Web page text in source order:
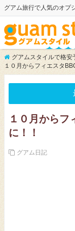
グアム旅行で人気のオプ
グアムスタイルで格安
１０月からフィエスタ
１０月からフ
に！！
グアム日記